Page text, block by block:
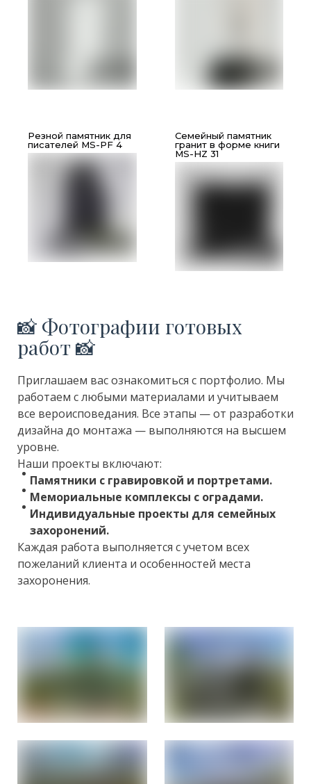
Резной памятник для
писателей MS-PF 4
Семейный памятник
гранит в форме книги
MS-HZ 31
📸 Фотографии готовых
работ 📸
Приглашаем вас ознакомиться с портфолио. Мы
работаем с любыми материалами и учитываем
все вероисповедания. Все этапы — от разработки
дизайна до монтажа — выполняются на высшем
уровне.
Наши проекты включают:
Памятники с гравировкой и портретами.
Мемориальные комплексы с оградами.
Индивидуальные проекты для семейных
захоронений.
Каждая работа выполняется с учетом всех
пожеланий клиента и особенностей места
захоронения.